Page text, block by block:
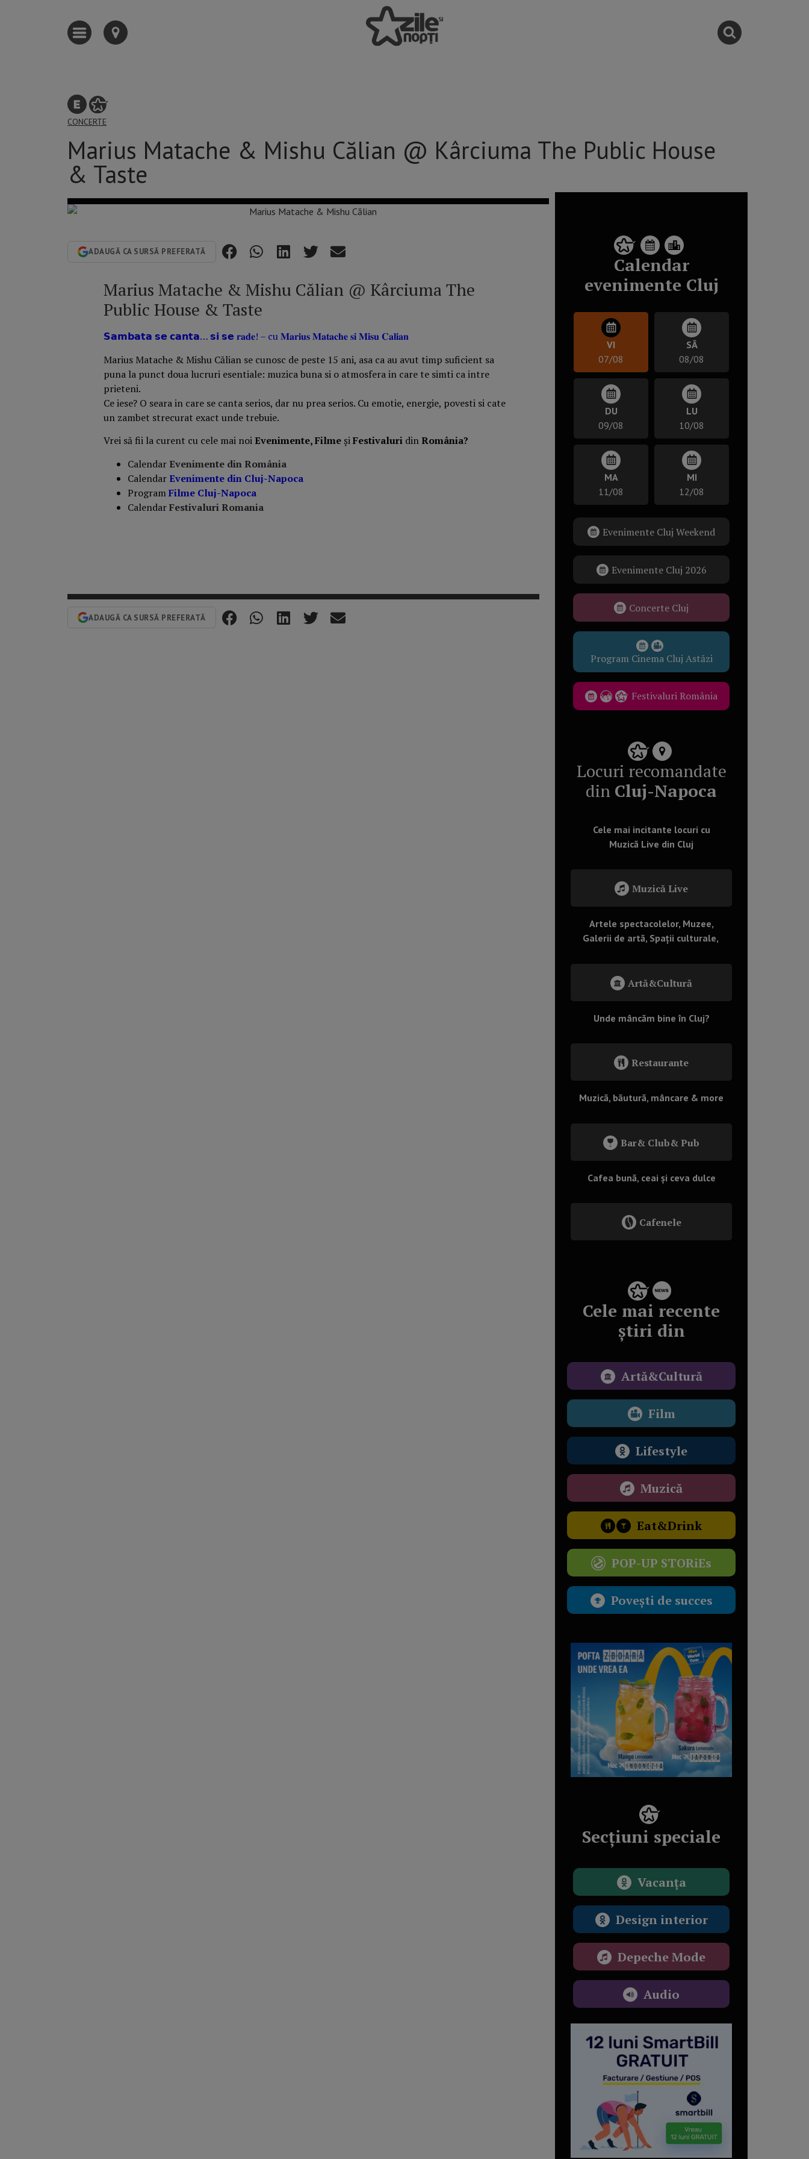
CONCERTE
Marius Matache & Mishu Călian @ Kârciuma The Public House
& Taste
ADAUGĂ CA SURSĂ PREFERATĂ
Marius Matache & Mishu Călian @ Kârciuma The
Public House & Taste
𝗦𝗮𝗺𝗯𝗮𝘁𝗮 𝘀𝗲 𝗰𝗮𝗻𝘁𝗮… 𝘀𝗶 𝘀𝗲 𝐫𝐚𝐝𝐞! – cu 𝐌𝐚𝐫𝐢𝐮𝐬 𝐌𝐚𝐭𝐚𝐜𝐡𝐞 𝐬𝐢 𝐌𝐢𝐬𝐮 𝐂𝐚𝐥𝐢𝐚𝐧
Marius Matache & Mishu Călian se cunosc de peste 15 ani, asa ca au avut timp suficient sa
puna la punct doua lucruri esentiale: muzica buna si o atmosfera in care te simti ca intre
prieteni.
Ce iese? O seara in care se canta serios, dar nu prea serios. Cu emotie, energie, povesti si cate
un zambet strecurat exact unde trebuie.
Vrei să fii la curent cu cele mai noiEvenimente, Filme șiFestivaluri dinRomânia?
Calendar Evenimente din România
CalendarEvenimente din Cluj-Napoca
ProgramFilme Cluj-Napoca
CalendarFestivaluri Romania
ADAUGĂ CA SURSĂ PREFERATĂ
Calendar
evenimente Cluj
VI
07/08
SÂ
08/08
DU
09/08
LU
10/08
MA
11/08
MI
12/08
Evenimente Cluj Weekend
Evenimente Cluj 2026
Concerte Cluj
Program Cinema Cluj Astăzi
Festivaluri România
Locuri recomandate
din Cluj-Napoca
Cele mai incitante locuri cu
Muzică Live din Cluj
Muzică Live
Artele spectacolelor, Muzee,
Galerii de artă, Spații culturale,
Artă&Cultură
Unde mâncăm bine în Cluj?
Restaurante
Muzică, băutură, mâncare & more
Bar& Club& Pub
Cafea bună, ceai și ceva dulce
Cafenele
Cele mai recente
știri din
Artă&Cultură
Film
Lifestyle
Muzică
Eat&Drink
POP-UP STORiEs
Povești de succes
Secțiuni speciale
Vacanța
Design interior
Depeche Mode
Audio